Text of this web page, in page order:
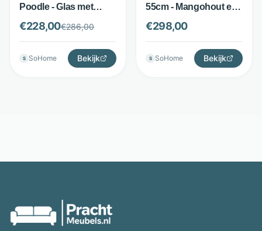
Poodle - Glas met
polyresin poedelvoet -
48 cm - Brons -
Richmond Interiors
€228,00€286,00
S SoHome Bekijk
55cm - Mangohout en
Morchana marmer -
Rond design - Wit -
Richmond Interiors
€298,00
S SoHome Bekijk